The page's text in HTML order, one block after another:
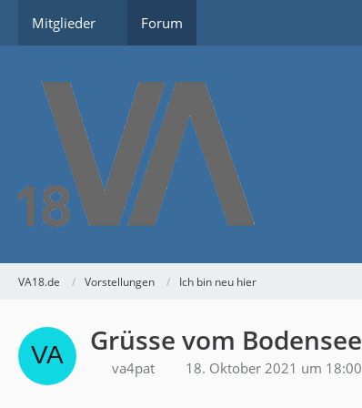
Mitglieder Forum
VA18.de Vorstellungen Ich bin neu hier
Grüsse vom Bodensee
va4pat 18. Oktober 2021 um 18:00